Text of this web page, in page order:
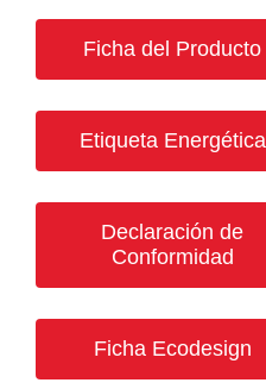
Ficha del Producto
Etiqueta Energética
Declaración de
Conformidad
Ficha Ecodesign